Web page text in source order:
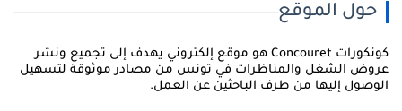
حول الموقع
كونكورات Concouret هو موقع إلكتروني يهدف إلى تجميع ونشر
الشغل والمناظرات في تونس من مصادر موثوقة لتسهيل
إليها من طرف الباحثين عن العمل.